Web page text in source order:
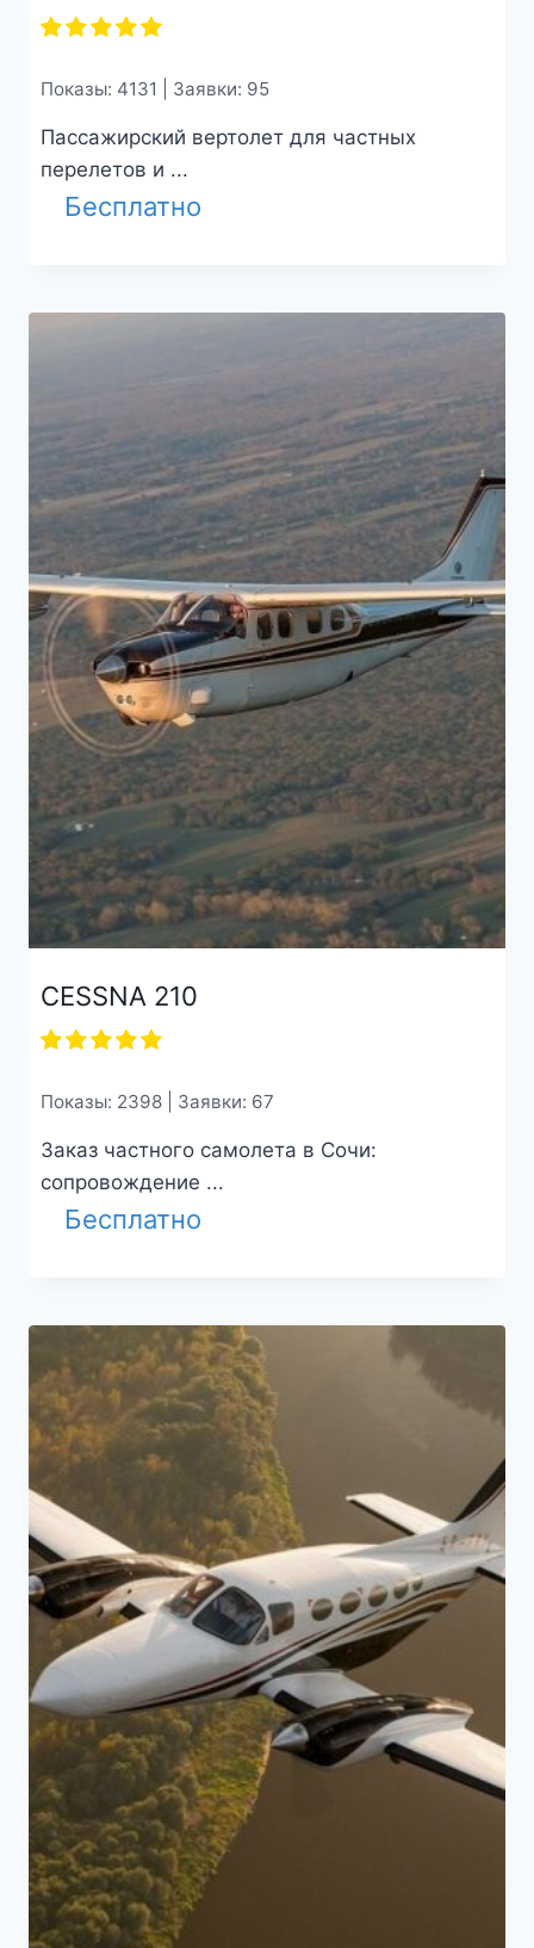
Показы: 4131 | Заявки: 95
Пассажирский вертолет для частных
перелетов и ...
Бесплатно
СESSNA 210
Показы: 2398 | Заявки: 67
Заказ частного самолета в Сочи:
сопровождение ...
Бесплатно